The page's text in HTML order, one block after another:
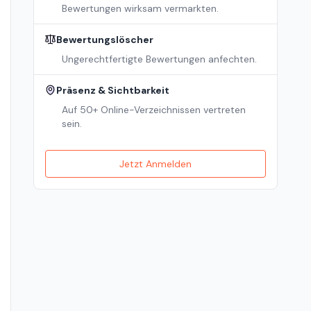
Bewertungen wirksam vermarkten.
Bewertungslöscher
Ungerechtfertigte Bewertungen anfechten.
Präsenz & Sichtbarkeit
Auf 50+ Online-Verzeichnissen vertreten
sein.
Jetzt Anmelden